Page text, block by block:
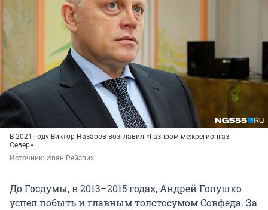
В 2021 году Виктор Назаров возглавил «Газпром межрегионгаз
Север»
Источник: Иван Рейзвих
До Госдумы, в 2013–2015 годах, Андрей Голушко
успел побыть и главным толстосумом Совфеда. За